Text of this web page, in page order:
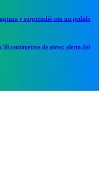
y sorprendió con un pedido
50 centímetros de nieve: alerta del